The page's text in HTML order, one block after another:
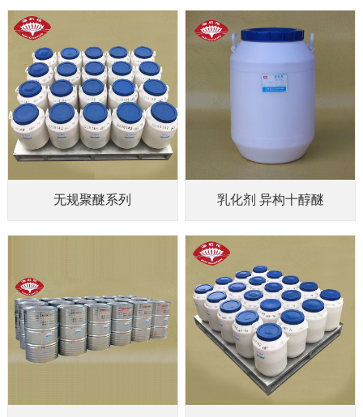
无规聚醚系列 乳化剂 异构十醇醚